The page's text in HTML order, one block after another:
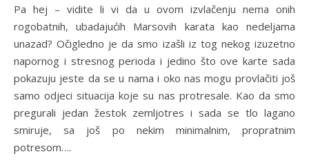
Pa hej – vidite li vi da u ovom izvlačenju nema onih
rogobatnih, ubadajućih Marsovih karata kao nedeljama
unazad? Očigledno je da smo izašli iz tog nekog izuzetno
napornog i stresnog perioda i jedino što ove karte sada
pokazuju jeste da se u nama i oko nas mogu provlačiti još
samo odjeci situacija koje su nas protresale. Kao da smo
pregurali jedan žestok zemljotres i sada se tlo lagano
smiruje, sa još po nekim minimalnim, propratnim
potresom….